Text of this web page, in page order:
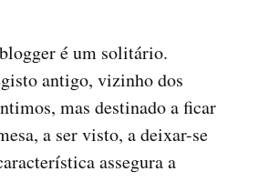
é um solitário.
antigo, vizinho dos
mas destinado a ficar
a ser visto, a deixar-se
assegura a